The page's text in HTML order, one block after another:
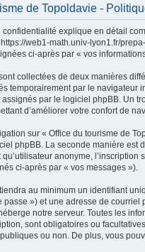
de Topoldavie -
explique en détail
web1-math.univ-lyon1.fr/
ci-après par « vos
collectées de deux manières
temporairement par le navigateur
par le logiciel phpBB. Un
d’améliorer votre confort de
sur « Office du tourisme de
phpBB. La seconde manière est
anonyme,
ci-après par « vos messages »).
au minimum un identifiant
passe ») et une adresse de
notre serveur. Toutes les
sont obligatoires ou
ou non. De plus, vous